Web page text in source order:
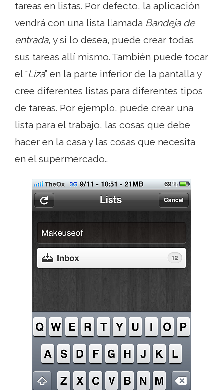
tareas en listas. Por defecto, la aplicación
vendrá con una lista llamada Bandeja de
entrada, y si lo desea, puede crear todas
sus tareas allí mismo. También puede tocar
el “Liza” en la parte inferior de la pantalla y
cree diferentes listas para diferentes tipos
de tareas. Por ejemplo, puede crear una
lista para el trabajo, las cosas que debe
hacer en la casa y las cosas que necesita
en el supermercado..